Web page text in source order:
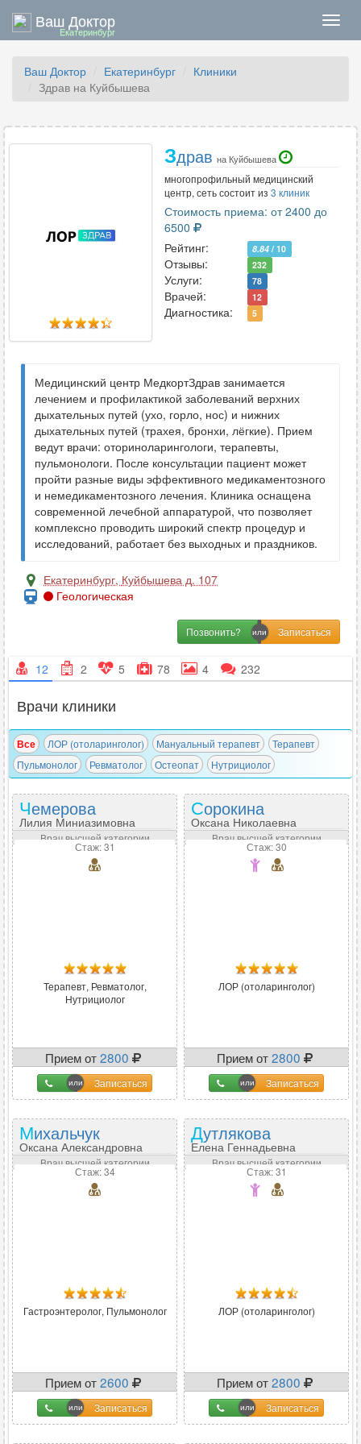
Ваш Доктор
Екатеринбург
Ваш Доктор Екатеринбург
Клиники
Здрав на Куйбышева
Здрав на Куйбышева
многопрофильный медицинский
центр, сеть состоит из 3 клиник
Стоимость приема: от 2400 до
6500
Рейтинг:
8.84 / 10
Отзывы: 232
Услуги: 78
Врачей: 12
Диагностика: 5
Медицинский центр МедкортЗдрав занимается
лечением и профилактикой заболеваний верхних
дыхательных путей (ухо, горло, нос) и нижних
дыхательных путей (трахея, бронхи, лёгкие). Прием
ведут врачи: оториноларингологи, терапевты,
пульмонологи. После консультации пациент может
пройти разные виды эффективного медикаментозного
и немедикаментозного лечения. Клиника оснащена
современной лечебной аппаратурой, что позволяет
комплексно проводить широкий спектр процедур и
исследований, работает без выходных и праздников.
Екатеринбург, Куйбышева д. 107
Геологическая
Позвонить?
12 2 5 78 4 232
Врачи клиники
Все ЛОР (отоларинголог) Мануальный терапевт
Терапевт
Пульмонолог
Ревматолог Остеопат Нутрициолог
Чемерова
Лилия Миниазимовна
Врач высшей категории
Стаж: 31
Терапевт, Ревматолог,
Нутрициолог
Прием от2800
Записаться
Сорокина
Оксана Николаевна
Врач высшей категории
Стаж: 30
ЛОР (отоларинголог)
Прием от2800
Записаться
Михальчук
Оксана Александровна
Врач высшей категории
Стаж: 34
Гастроэнтеролог, Пульмонолог
Прием от2600
Записаться
Дутлякова
Елена Геннадьевна
Врач высшей категории
Стаж: 31
ЛОР (отоларинголог)
Прием от2800
Записаться